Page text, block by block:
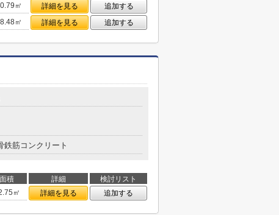
㎡ 詳細を見る
追加する
㎡ 詳細を見る 追加する
鉄筋コンクリート
面積 詳細
検討リスト
㎡ 詳細を見る 追加する